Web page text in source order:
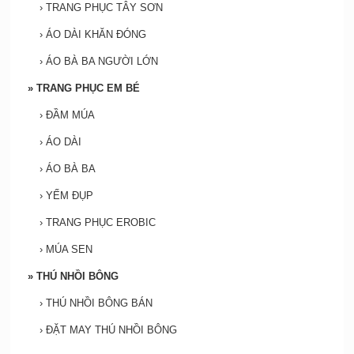
› TRANG PHỤC TÂY SƠN
› ÁO DÀI KHĂN ĐÓNG
› ÁO BÀ BA NGƯỜI LỚN
» TRANG PHỤC EM BÉ
› ĐẦM MÚA
› ÁO DÀI
› ÁO BÀ BA
› YẾM ĐỤP
› TRANG PHỤC EROBIC
› MÚA SEN
» THÚ NHỒI BÔNG
› THÚ NHỒI BÔNG BÁN
› ĐẶT MAY THÚ NHỒI BÔNG